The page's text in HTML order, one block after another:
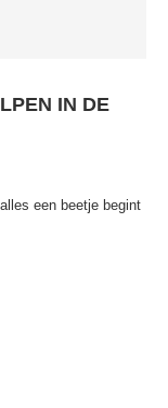
IN DE
een beetje begint